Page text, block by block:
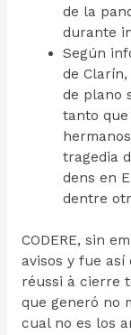
de la
durante
Según
de
de plano
tanto
tragedia
dens en
dentre
CODERE, sin
avisos y fue
réussi à cierre
que generó no
cual no es los